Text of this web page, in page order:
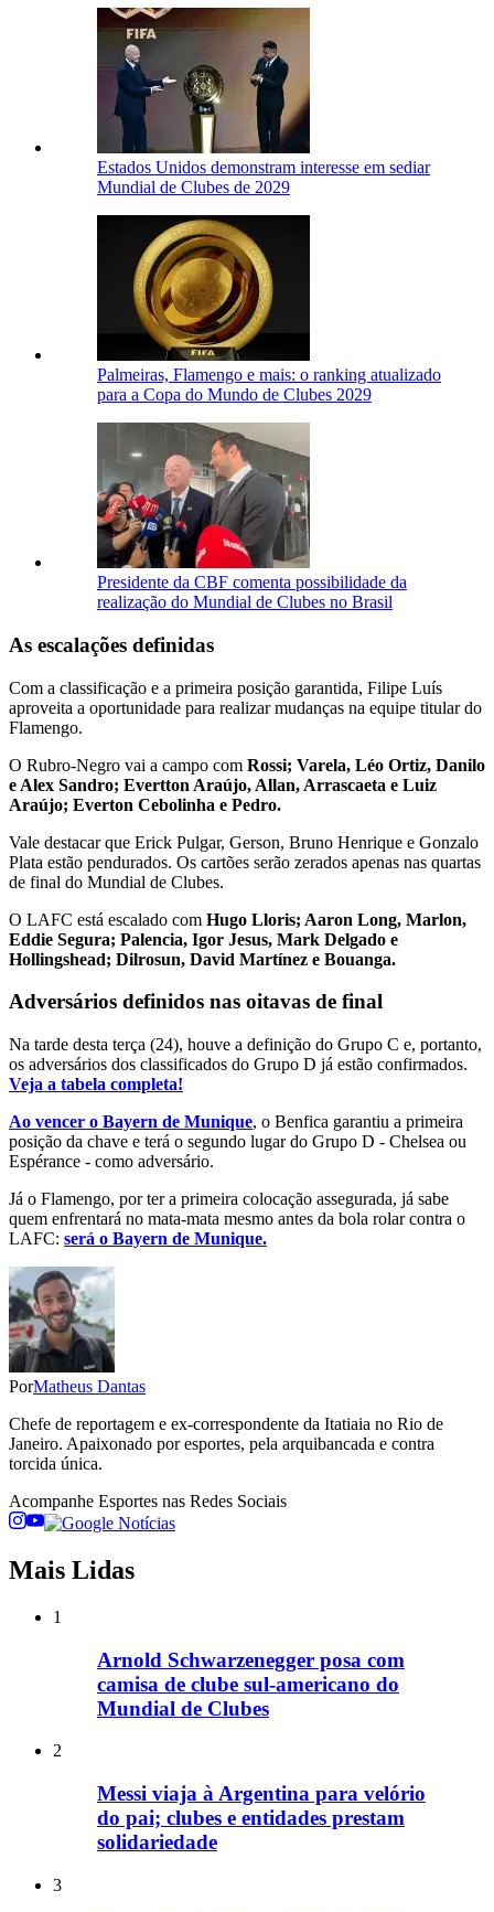
Estados Unidos demonstram interesse em sediar
Mundial de Clubes de 2029
Palmeiras, Flamengo e mais: o ranking atualizado
para a Copa do Mundo de Clubes 2029
Presidente da CBF comenta possibilidade da
realização do Mundial de Clubes no Brasil
As escalações definidas
Com a classificação e a primeira posição garantida, Filipe Luís
aproveita a oportunidade para realizar mudanças na equipe titular do
Flamengo.
O Rubro-Negro vai a campo com Rossi; Varela, Léo Ortiz, Danilo
e Alex Sandro; Evertton Araújo, Allan, Arrascaeta e Luiz
Araújo; Everton Cebolinha e Pedro.
Vale destacar que Erick Pulgar, Gerson, Bruno Henrique e Gonzalo
Plata estão pendurados. Os cartões serão zerados apenas nas quartas
de final do Mundial de Clubes.
O LAFC está escalado com Hugo Lloris; Aaron Long, Marlon,
Eddie Segura; Palencia, Igor Jesus, Mark Delgado e
Hollingshead; Dilrosun, David Martínez e Bouanga.
Adversários definidos nas oitavas de final
Na tarde desta terça (24), houve a definição do Grupo C e, portanto,
os adversários dos classificados do Grupo D já estão confirmados.
Veja a tabela completa!
Ao vencer o Bayern de Munique, o Benfica garantiu a primeira
posição da chave e terá o segundo lugar do Grupo D - Chelsea ou
Espérance - como adversário.
Já o Flamengo, por ter a primeira colocação assegurada, já sabe
quem enfrentará no mata-mata mesmo antes da bola rolar contra o
LAFC: será o Bayern de Munique.
PorMatheus Dantas
Chefe de reportagem e ex-correspondente da Itatiaia no Rio de
Janeiro. Apaixonado por esportes, pela arquibancada e contra
torcida única.
Acompanhe Esportes nas Redes Sociais
Mais Lidas
1
Arnold Schwarzenegger posa com
camisa de clube sul-americano do
Mundial de Clubes
2
Messi viaja à Argentina para velório
do pai; clubes e entidades prestam
solidariedade
3